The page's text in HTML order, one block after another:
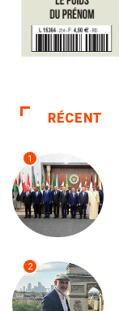
RÉCENT
1
2